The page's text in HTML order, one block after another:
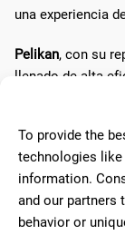
To provide the
technologies
information.
and our partners
behavior or
una experiencia
Pelikan, con su
llenado de alta
herramientas
Las plumas
material de
y la cultura. Son
propietario.